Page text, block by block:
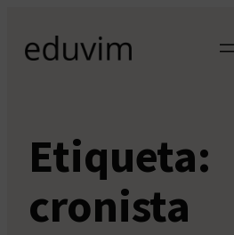
contenido
Etiqueta:
cronista